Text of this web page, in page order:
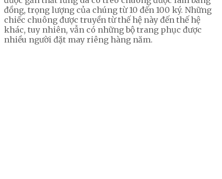
đồng, trọng lượng của chúng từ 10 đến 100 ký. Những
chiếc chuông được truyền từ thế hệ này đến thế hệ
khác, tuy nhiên, vẫn có những bộ trang phục được
nhiều người đặt may riêng hàng năm.